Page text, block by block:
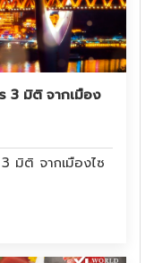
3 มิติ จากเมือง
มิติ จากเมืองไซ